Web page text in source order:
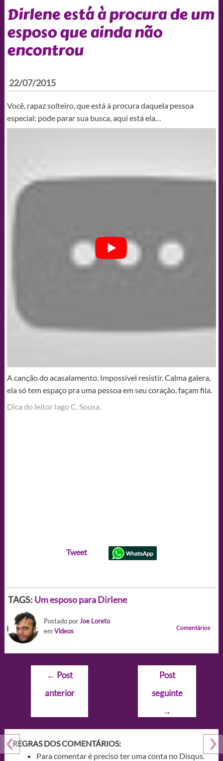
Dirlene está à procura de um
esposo que ainda não
encontrou
22/07/2015
Você, rapaz solteiro, que está à procura daquela pessoa
especial: pode parar sua busca, aqui está ela…
A canção do acasalamento. Impossível resistir. Calma galera,
ela só tem espaço pra uma pessoa em seu coração, façam fila.
Dica do leitor Iago C. Sousa.
Tweet
TAGS: Um esposo para Dirlene
Postado porJoe Loreto
em Videos Comentários
Navegação
Post
← Post
anterior
Post
seguinte
→
REGRAS DOS COMENTÁRIOS:
Para comentar é preciso ter uma conta no Disqus.